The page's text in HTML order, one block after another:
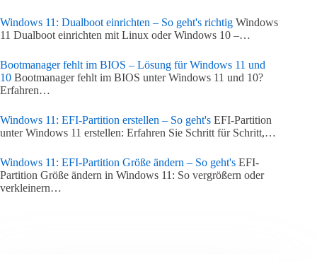
Windows 11: Dualboot einrichten – So geht's richtig Windows
11 Dualboot einrichten mit Linux oder Windows 10 –…
Bootmanager fehlt im BIOS – Lösung für Windows 11 und
10 Bootmanager fehlt im BIOS unter Windows 11 und 10?
Erfahren…
Windows 11: EFI-Partition erstellen – So geht's EFI-Partition
unter Windows 11 erstellen: Erfahren Sie Schritt für Schritt,…
Windows 11: EFI-Partition Größe ändern – So geht's EFI-
Partition Größe ändern in Windows 11: So vergrößern oder
verkleinern…